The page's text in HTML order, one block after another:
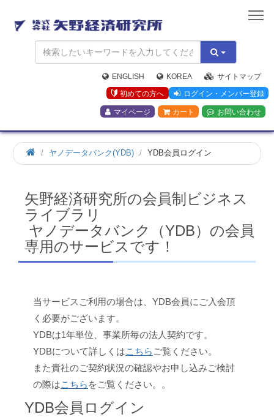
矢
野
経
済
研
究
所
ENGLISH KOREA
サイトマップ
初めての方へ
ログイン・メンバー登録
マイページ カート お問い合わせ
ホ
ー
ヤノデータバンク(YDB) YDB会員ログイン
矢野経済研究所の会員制ビジネス
ライブラリ
ヤノデータバンク（YDB）の会員
専用のサービスです！
当サービスご利用の場合は、YDB会員にご入会頂
く必要がございます。
YDBは1年単位、事業所毎の法人契約です。
YDBについて詳しくはこちら ご覧ください。
また貴社のご契約状況の確認やお申し込みご検討
の際はこちら をご覧ください。。
YDB会員ログイン